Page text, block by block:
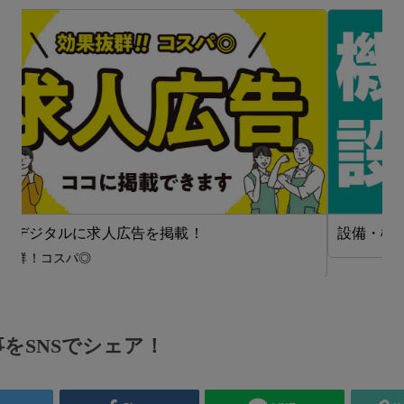
設備・機械【在タイ企業・製造業】
SNSでシェア！